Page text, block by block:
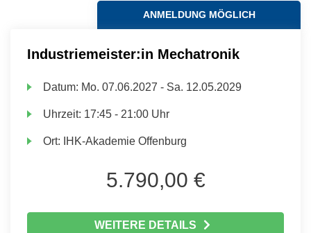
ANMELDUNG MÖGLICH
Industriemeister:in Mechatronik
Datum: Mo. 07.06.2027 - Sa. 12.05.2029
Uhrzeit: 17:45 - 21:00 Uhr
Ort: IHK-Akademie Offenburg
5.790,00 €
WEITERE DETAILS